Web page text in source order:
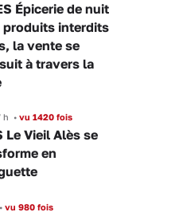
Épicerie de nuit
produits interdits
la vente se
à travers la
h • vu 1420 fois
Le Vieil Alès se
en
• vu 980 fois